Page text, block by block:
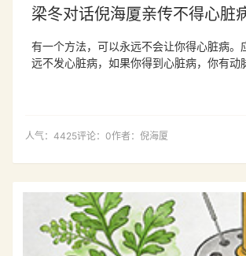
梁冬对话倪海厦亲传不得心脏
有一个方法，可以永远不会让你得心脏病。
远不发心脏病，如果你得到心脏病，你有动
的大概第五椎、第四椎，第五椎的这个地方
墙，那你用了这个背后去靠近墙，嚎，用
早上去撞，撞的时候，你刚开始……撞的时
人气：4425评论：0作者：倪海厦